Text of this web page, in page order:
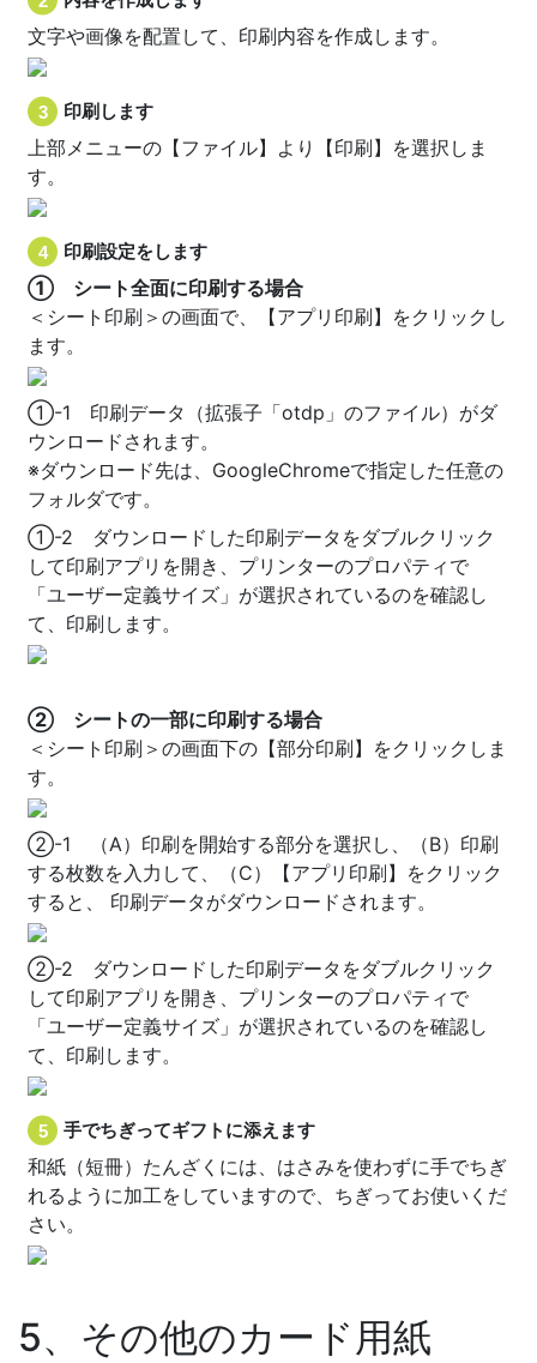
文字や画像を配置して、印刷内容を作成します。
印刷します
上部メニューの【ファイル】より【印刷】を選択しま
す。
印刷設定をします
① シート全面に印刷する場合
＜シート印刷＞の画面で、【アプリ印刷】をクリックし
ます。
①-1 印刷データ（拡張子「otdp」のファイル）がダ
ウンロードされます。
※ダウンロード先は、GoogleChromeで指定した任意の
フォルダです。
①-2 ダウンロードした印刷データをダブルクリック
して印刷アプリを開き、プリンターのプロパティで
「ユーザー定義サイズ」が選択されているのを確認し
て、印刷します。
② シートの一部に印刷する場合
＜シート印刷＞の画面下の【部分印刷】をクリックしま
す。
②-1 （A）印刷を開始する部分を選択し、（B）印刷
する枚数を入力して、（C）【アプリ印刷】をクリック
すると、
印刷データがダウンロードされます。
②-2 ダウンロードした印刷データをダブルクリック
して印刷アプリを開き、プリンターのプロパティで
「ユーザー定義サイズ」が選択されているのを確認し
て、印刷します。
手でちぎってギフトに添えます
和紙（短冊）たんざくには、はさみを使わずに手でちぎ
れるように加工をしていますので、ちぎってお使いくだ
さい。
5、その他のカード用紙